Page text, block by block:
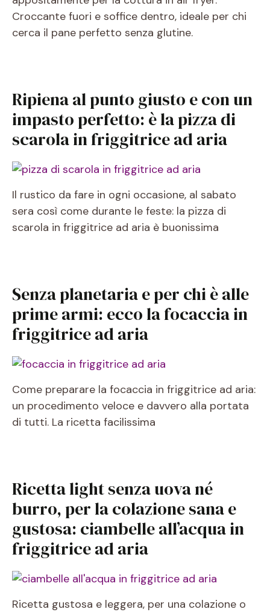
Croccante fuori e soffice dentro, ideale per chi
cerca il pane perfetto senza glutine.
Ripiena al punto giusto e con un
impasto perfetto: è la pizza di
scarola in friggitrice ad aria
Il rustico da fare in ogni occasione, al sabato
sera così come durante le feste: la pizza di
scarola in friggitrice ad aria è buonissima
Senza planetaria e per chi è alle
prime armi: ecco la focaccia in
friggitrice ad aria
Come preparare la focaccia in friggitrice ad aria:
un procedimento veloce e davvero alla portata
di tutti. La ricetta facilissima
Ricetta light senza uova né
burro, per la colazione sana e
gustosa: ciambelle all’acqua in
friggitrice ad aria
Ricetta gustosa e leggera, per una colazione o